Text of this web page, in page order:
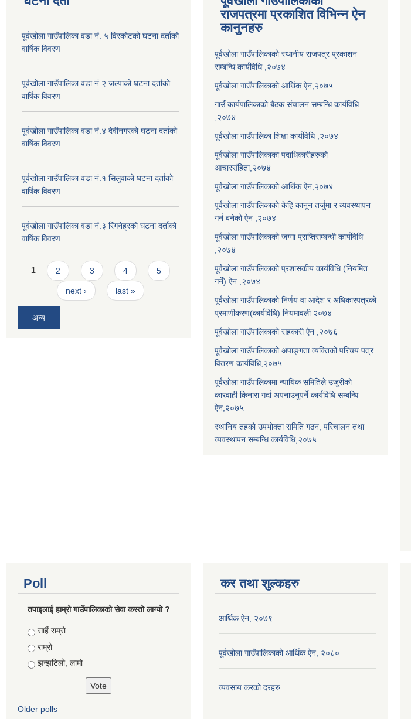
पूर्वखोला गाउँपालिका वडा नं. ५ विरकोटको घटना दर्ताको
वार्षिक विवरण
पूर्वखोला गाउँपालिका वडा नं.२ जल्पाको घटना दर्ताको
वार्षिक विवरण
पूर्वखोला गाउँपालिका वडा नं.४ देवीनगरको घटना दर्ताको
वार्षिक विवरण
पूर्वखोला गाउँपालिका वडा नं.१ सिलुवाको घटना दर्ताको
वार्षिक विवरण
पूर्वखोला गाउँपालिका वडा नं.३ रिंगनेह्रको घटना दर्ताको
वार्षिक विवरण
Pages
1 2 3 4 5
next › last »
अन्य
राजपत्रमा प्रकाशित विभिन्न ऐन
कानुनहरु
पूर्वखोला गाउँपालिकाको स्थानीय राजपत्र प्रकाशन
सम्बन्धि कार्यविधि ,२०७४
पूर्वखोला गाउँपालिकाको आर्थिक ऐन,२०७५
गाउँ कार्यपालिकाको बैठक संचालन सम्बन्धि कार्यविधि
,२०७४
पूर्वखोला गाउँपालिका शिक्षा कार्यविधि ,२०७४
पूर्वखोला गाउँपालिकाका पदाधिकारीहरुको
आचारसंहिता,२०७४
पूर्वखोला गाउँपालिकाको आर्थिक ऐन,२०७४
पूर्वखोला गाउँपालिकाको केहि कानून तर्जुमा र व्यवस्थापन
गर्न बनेको ऐन ,२०७४
पूर्वखोला गाउँपालिकाको जग्गा प्राप्तिसम्बन्धी कार्यविधि
,२०७४
पूर्वखोला गाउँपालिकाको प्रशासकीय कार्यविधि (नियमित
गर्ने) ऐन ,२०७४
पूर्वखोला गाउँपालिकाको निर्णय वा आदेश र अधिकारपत्रको
प्रमाणीकरण(कार्यविधि) नियमावली २०७४
पूर्वखोला गाउँपालिकाको सहकारी ऐन ,२०७६
पूर्वखोला गाउँपालिकाको अपाङ्गता व्यक्तिको परिचय पत्र
वितरण कार्यविधि,२०७५
पूर्वखोला गाउँपालिकामा न्यायिक समितिले उजुरीको
कारवाही किनारा गर्दा अपनाउनुपर्ने कार्यविधि सम्बन्धि
ऐन,२०७५
स्थानिय तहको उपभोक्ता समिति गठन, परिचालन तथा
व्यवस्थापन सम्बन्धि कार्यविधि,२०७५
Poll
तपाइलाई हाम्रो गाउँपालिकाको सेवा कस्तो लाग्यो ?
Choices
सार्है राम्रो
राम्रो
झन्झटिलो, लामो
Older polls
कर तथा शुल्कहरु
आर्थिक ऐन, २०७९
पूर्वखोला गाउँपालिकाको आर्थिक ऐन, २०८०
व्यवसाय करको दरहरु